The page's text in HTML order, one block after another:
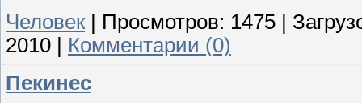
Человек | Просмотров: 1475 |
2010 | Комментарии (0)
Пекинес